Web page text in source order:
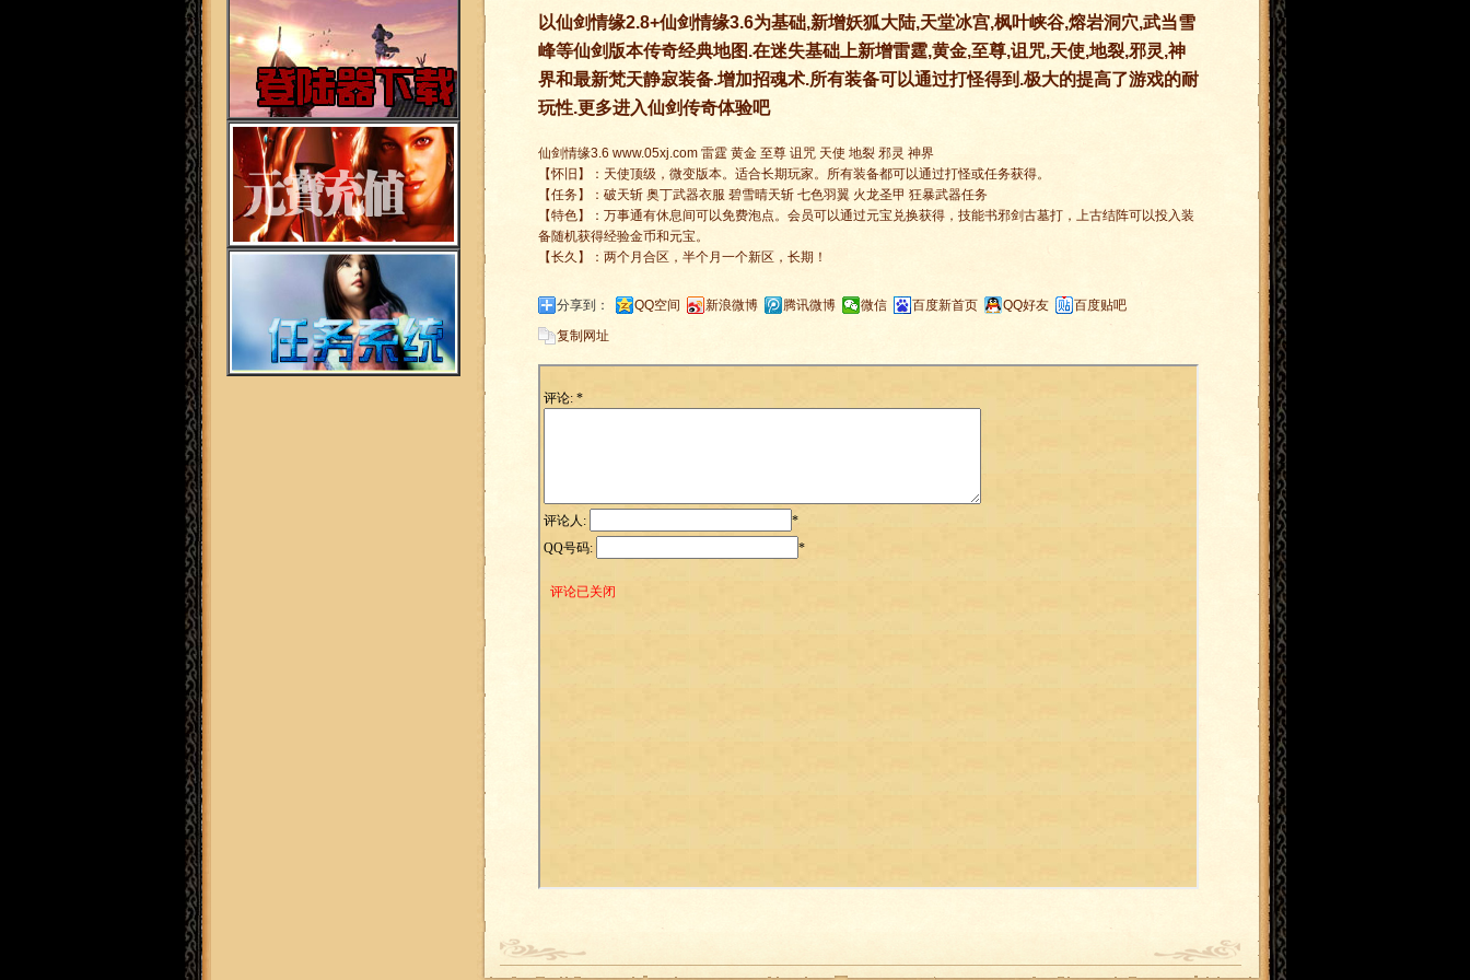
以仙剑情缘2.8+仙剑情缘3.6为基础,新增妖狐大陆,天堂冰宫,枫叶峡谷,熔岩洞穴,武当雪
峰等仙剑版本传奇经典地图.在迷失基础上新增雷霆,黄金,至尊,诅咒,天使,地裂,邪灵,神
界和最新梵天静寂装备.增加招魂术.所有装备可以通过打怪得到.极大的提高了游戏的耐
玩性.更多进入仙剑传奇体验吧
仙剑情缘3.6 www.05xj.com 雷霆 黄金 至尊 诅咒 天使 地裂 邪灵 神界
【怀旧】：天使顶级，微变版本。适合长期玩家。所有装备都可以通过打怪或任务获得。
【任务】：破天斩 奥丁武器衣服 碧雪晴天斩 七色羽翼 火龙圣甲 狂暴武器任务
【特色】：万事通有休息间可以免费泡点。会员可以通过元宝兑换获得，技能书邪剑古墓打，上古结阵可以投入装
备随机获得经验金币和元宝。
【长久】：两个月合区，半个月一个新区，长期！
分享到： QQ空间 新浪微博 腾讯微博 微信 百度新首页 QQ好友
百度贴吧
复制网址